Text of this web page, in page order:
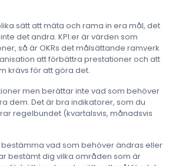
sätt att mäta och rama in era mål, det
det andra. KPI:er är värden som
så är OKRs det målsättande ramverk
att förbättra prestationer och att
krävs för att göra det.
men berättar inte vad som behöver
dem. Det är bra indikatorer, som du
regelbundet (kvartalsvis, månadsvis
bestämma vad som behöver ändras eller
bestämt dig vilka områden som är